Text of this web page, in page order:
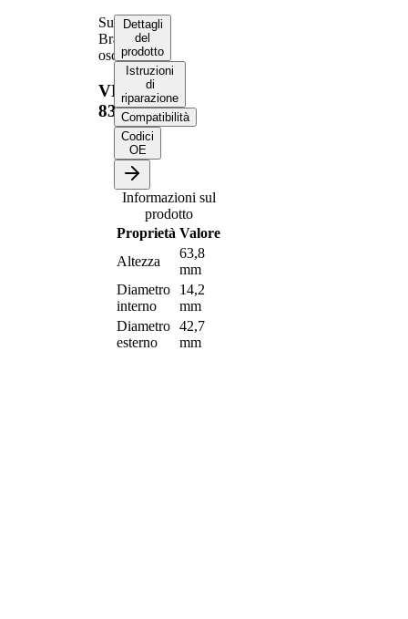
Supporto,
Braccio
oscillante
VKDS
836010
Dettagli
del
prodotto
Istruzioni
di
riparazione
Compatibilità
Codici
OE
Informazioni sul
prodotto
Proprietà Valore
Altezza
63,8
mm
Diametro
interno
14,2
mm
Diametro
esterno
42,7
mm